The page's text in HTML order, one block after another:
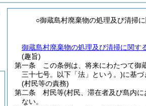
○御蔵島村廃棄物の処理及び清掃
御蔵島村廃棄物の処理及び清掃に関す
(趣旨)
第一条
この条例は、将来にわたつて御
三十七号。以下「法」という。)に基づ
(村民等の責務)
第二条
村民等(村民、滞在者及び島内
ない。